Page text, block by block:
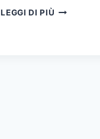
LEGGI DI PIÙ PHENQ